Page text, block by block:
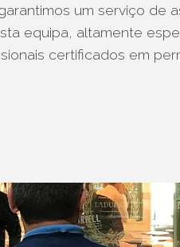
um serviço de
equipa, altamente
certificados em